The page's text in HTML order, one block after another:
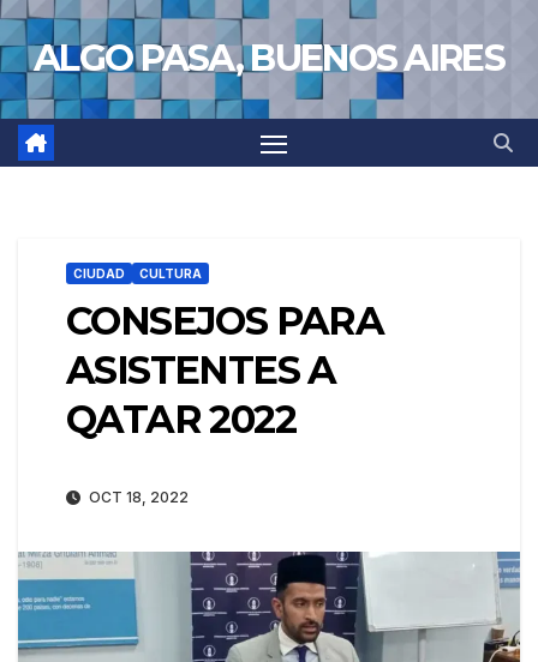
Saltar
al
contenido
ALGO PASA, BUENOS AIRES
CIUDAD CULTURA
CONSEJOS PARA
ASISTENTES A
QATAR 2022
OCT 18, 2022